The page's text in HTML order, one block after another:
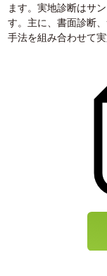
ます。実地診断はサ
す。主に、書面診断
手法を組み合わせて実